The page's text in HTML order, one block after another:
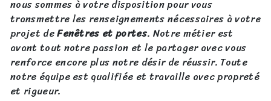
nous sommes à votre disposition pour vous
transmettre les renseignements nécessaires à votre
projet deFenêtres et portes. Notre métier est
avant tout notre passion et le partager avec vous
renforce encore plus notre désir de réussir. Toute
notre équipe est qualifiée et travaille avec propreté
et rigueur.